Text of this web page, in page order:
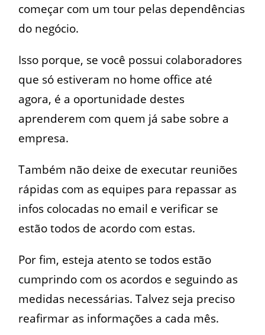
começar com um tour pelas dependências
do negócio.
Isso porque, se você possui colaboradores
que só estiveram no home office até
agora, é a oportunidade destes
aprenderem com quem já sabe sobre a
empresa.
Também não deixe de executar reuniões
rápidas com as equipes para repassar as
infos colocadas no email e verificar se
estão todos de acordo com estas.
Por fim, esteja atento se todos estão
cumprindo com os acordos e seguindo as
medidas necessárias. Talvez seja preciso
reafirmar as informações a cada mês.